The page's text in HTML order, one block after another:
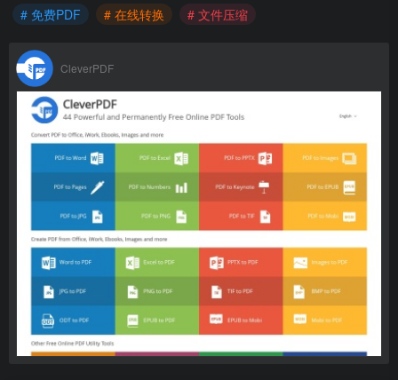
# 免费PDF
# 在线转换 # 文件压缩
CleverPDF